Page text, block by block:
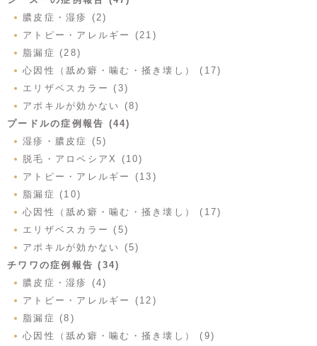
膿皮症・湿疹 (2)
アトピー・アレルギー (21)
脂漏症 (28)
心因性（舐め癖・噛む・掻き壊し） (17)
エリザベスカラー (3)
アポキルが効かない (8)
プードルの症例報告 (44)
湿疹・膿皮症 (5)
脱毛・アロペシアX (10)
アトピー・アレルギー (13)
脂漏症 (10)
心因性（舐め癖・噛む・掻き壊し） (17)
エリザベスカラー (5)
アポキルが効かない (5)
チワワの症例報告 (34)
膿皮症・湿疹 (4)
アトピー・アレルギー (12)
脂漏症 (8)
心因性（舐め癖・噛む・掻き壊し） (9)